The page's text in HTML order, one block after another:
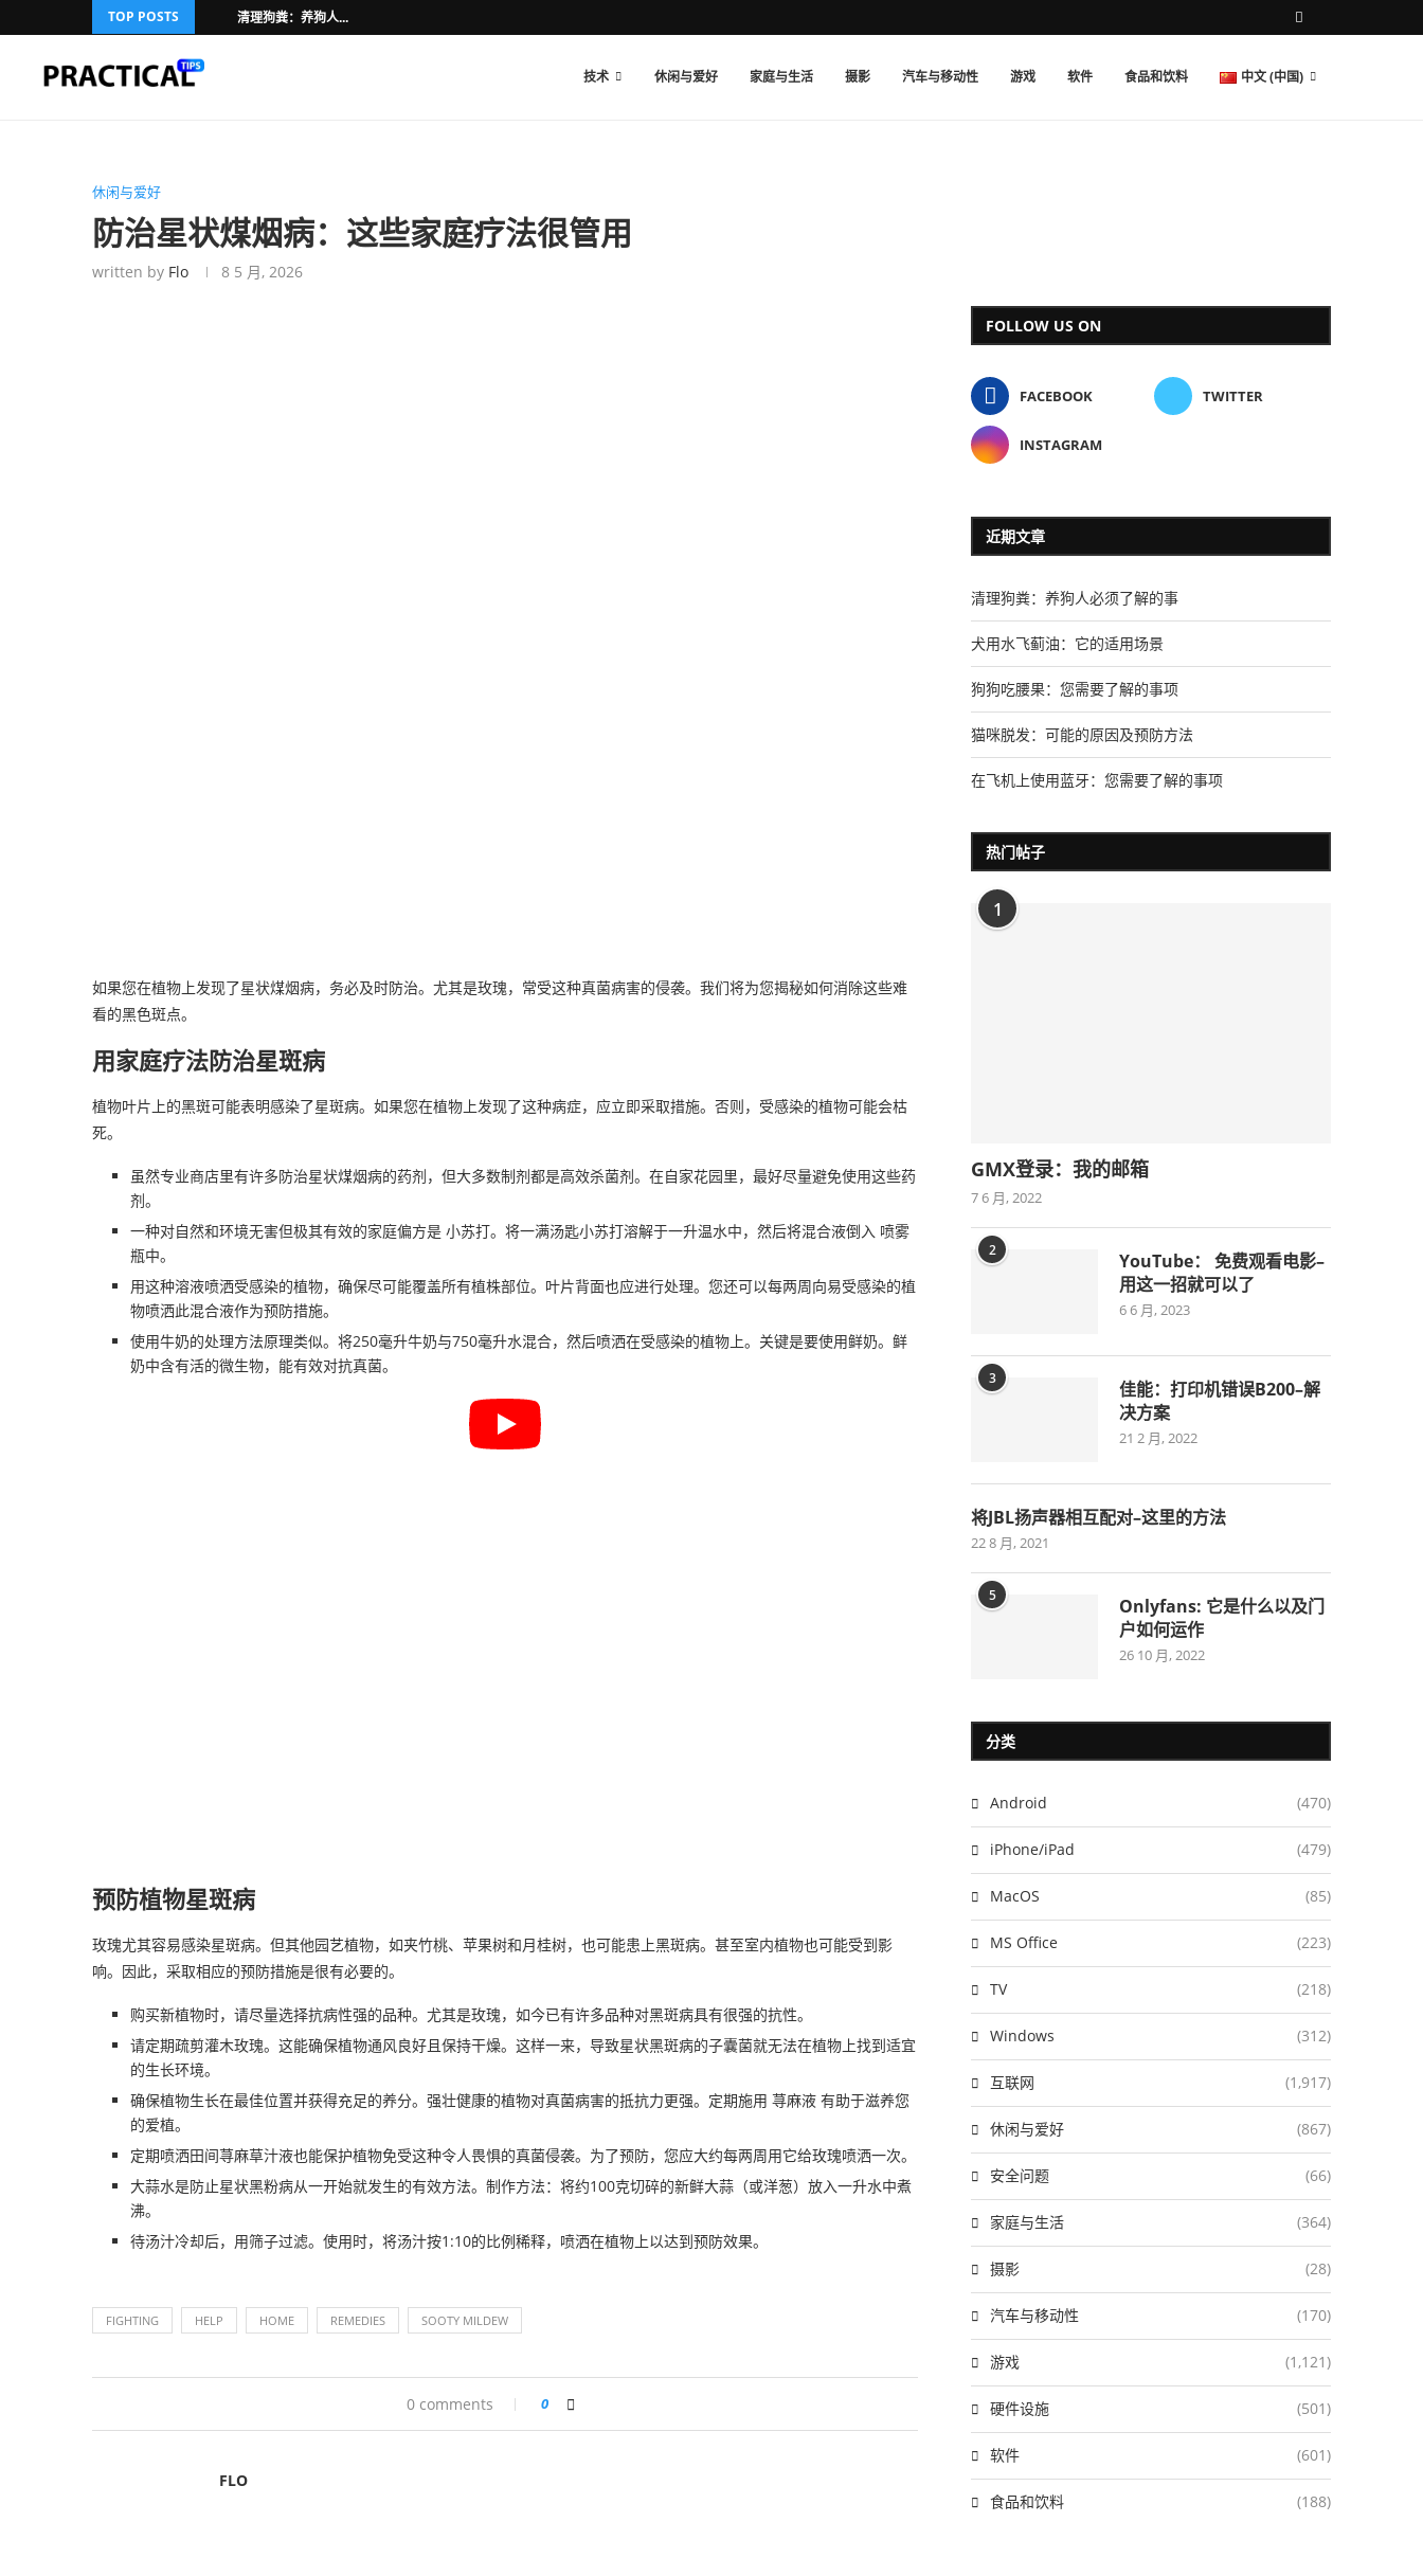
TOP POSTS 清理狗粪：养狗人...
技术 休闲与爱好 家庭与生活 摄影 汽车与移动性 游戏 软件 食品和饮料 中文 (中国)
休闲与爱好
防治星状煤烟病：这些家庭疗法很管用
written by Flo 8 5 月, 2026
如果您在植物上发现了星状煤烟病，务必及时防治。尤其是玫瑰，常受这种真菌病害的侵袭。我们将为您揭秘如何消除这些难
看的黑色斑点。
用家庭疗法防治星斑病
植物叶片上的黑斑可能表明感染了星斑病。如果您在植物上发现了这种病症，应立即采取措施。否则，受感染的植物可能会枯
死。
虽然专业商店里有许多防治星状煤烟病的药剂，但大多数制剂都是高效杀菌剂。在自家花园里，最好尽量避免使用这些药
剂。
一种对自然和环境无害但极其有效的家庭偏方是 小苏打。将一满汤匙小苏打溶解于一升温水中，然后将混合液倒入 喷雾
瓶中。
用这种溶液喷洒受感染的植物，确保尽可能覆盖所有植株部位。叶片背面也应进行处理。您还可以每两周向易受感染的植
物喷洒此混合液作为预防措施。
使用牛奶的处理方法原理类似。将250毫升牛奶与750毫升水混合，然后喷洒在受感染的植物上。关键是要使用鲜奶。鲜
奶中含有活的微生物，能有效对抗真菌。
预防植物星斑病
玫瑰尤其容易感染星斑病。但其他园艺植物，如夹竹桃、苹果树和月桂树，也可能患上黑斑病。甚至室内植物也可能受到影
响。因此，采取相应的预防措施是很有必要的。
购买新植物时，请尽量选择抗病性强的品种。尤其是玫瑰，如今已有许多品种对黑斑病具有很强的抗性。
请定期疏剪灌木玫瑰。这能确保植物通风良好且保持干燥。这样一来，导致星状黑斑病的子囊菌就无法在植物上找到适宜
的生长环境。
确保植物生长在最佳位置并获得充足的养分。强壮健康的植物对真菌病害的抵抗力更强。定期施用 荨麻液 有助于滋养您
的爱植。
定期喷洒田间荨麻草汁液也能保护植物免受这种令人畏惧的真菌侵袭。为了预防，您应大约每两周用它给玫瑰喷洒一次。
大蒜水是防止星状黑粉病从一开始就发生的有效方法。制作方法：将约100克切碎的新鲜大蒜（或洋葱）放入一升水中煮
沸。
待汤汁冷却后，用筛子过滤。使用时，将汤汁按1:10的比例稀释，喷洒在植物上以达到预防效果。
FIGHTING HELP HOME REMEDIES SOOTY MILDEW
0 comments 0
FLO
FOLLOW US ON
FACEBOOK TWITTER
INSTAGRAM
近期文章
清理狗粪：养狗人必须了解的事
犬用水飞蓟油：它的适用场景
狗狗吃腰果：您需要了解的事项
猫咪脱发：可能的原因及预防方法
在飞机上使用蓝牙：您需要了解的事项
热门帖子
1
GMX登录：我的邮箱
7 6 月, 2022
2
YouTube： 免费观看电影–
用这一招就可以了
6 6 月, 2023
3
佳能：打印机错误B200–解
决方案
21 2 月, 2022
将JBL扬声器相互配对–这里的方法
22 8 月, 2021
5
Onlyfans: 它是什么以及门
户如何运作
26 10 月, 2022
分类
Android (470)
iPhone/iPad (479)
MacOS (85)
MS Office (223)
TV (218)
Windows (312)
互联网 (1,917)
休闲与爱好 (867)
安全问题 (66)
家庭与生活 (364)
摄影 (28)
汽车与移动性 (170)
游戏 (1,121)
硬件设施 (501)
软件 (601)
食品和饮料 (188)